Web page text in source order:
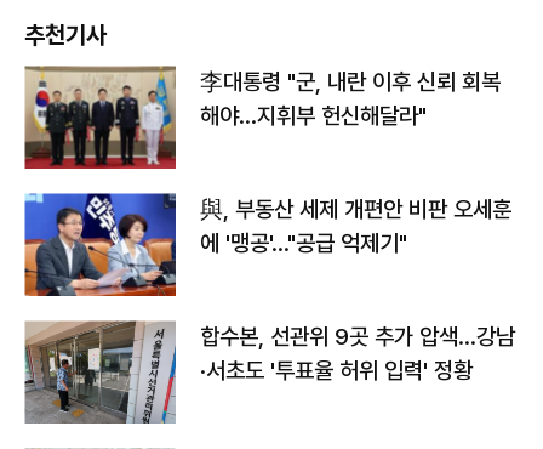
추천기사
李대통령 "군, 내란 이후 신뢰 회복
해야…지휘부 헌신해달라"
與, 부동산 세제 개편안 비판 오세훈
에 '맹공'…"공급 억제기"
합수본, 선관위 9곳 추가 압색…강남
·서초도 '투표율 허위 입력' 정황